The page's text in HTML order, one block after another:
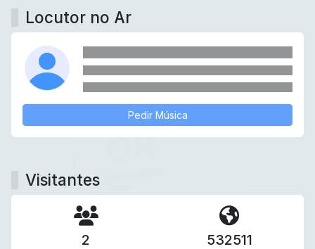
Locutor no Ar
Pedir Música
Visitantes
2 532511